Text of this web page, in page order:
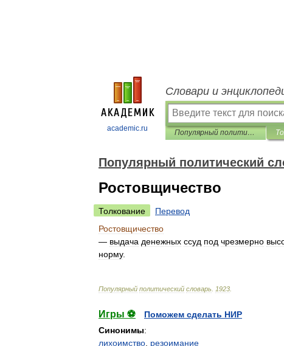
academic.ru
Словари и
Популярный политический словарь
Популярный политический
Ростовщичество
Толкование
Перевод
Ростовщичество
— выдача денежных ссуд под чрезмерно
норму.
Популярный политический словарь 1923
Игры ⚽
Поможем сделать НИР
Синонимы:
лихоимство резоимание